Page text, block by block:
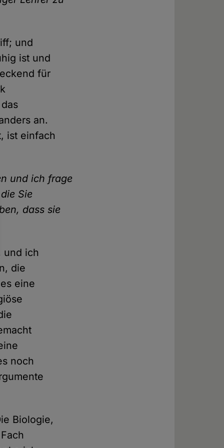
und
ist und
für
an.
ist einfach
und ich frage
Sie
dass sie
und ich
die
eine
noch
Biologie,